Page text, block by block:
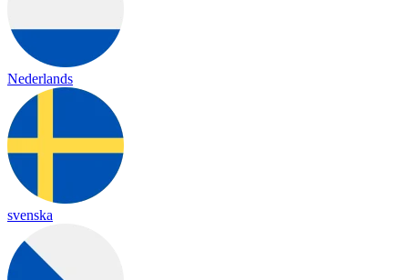
Nederlands
svenska